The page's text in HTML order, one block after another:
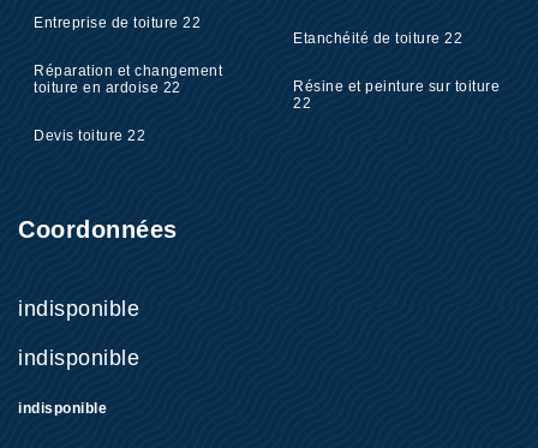
Entreprise de toiture 22
Réparation et changement
toiture en ardoise 22
Devis toiture 22
Etanchéité de toiture 22
Résine et peinture sur toiture
22
Coordonnées
indisponible
indisponible
indisponible